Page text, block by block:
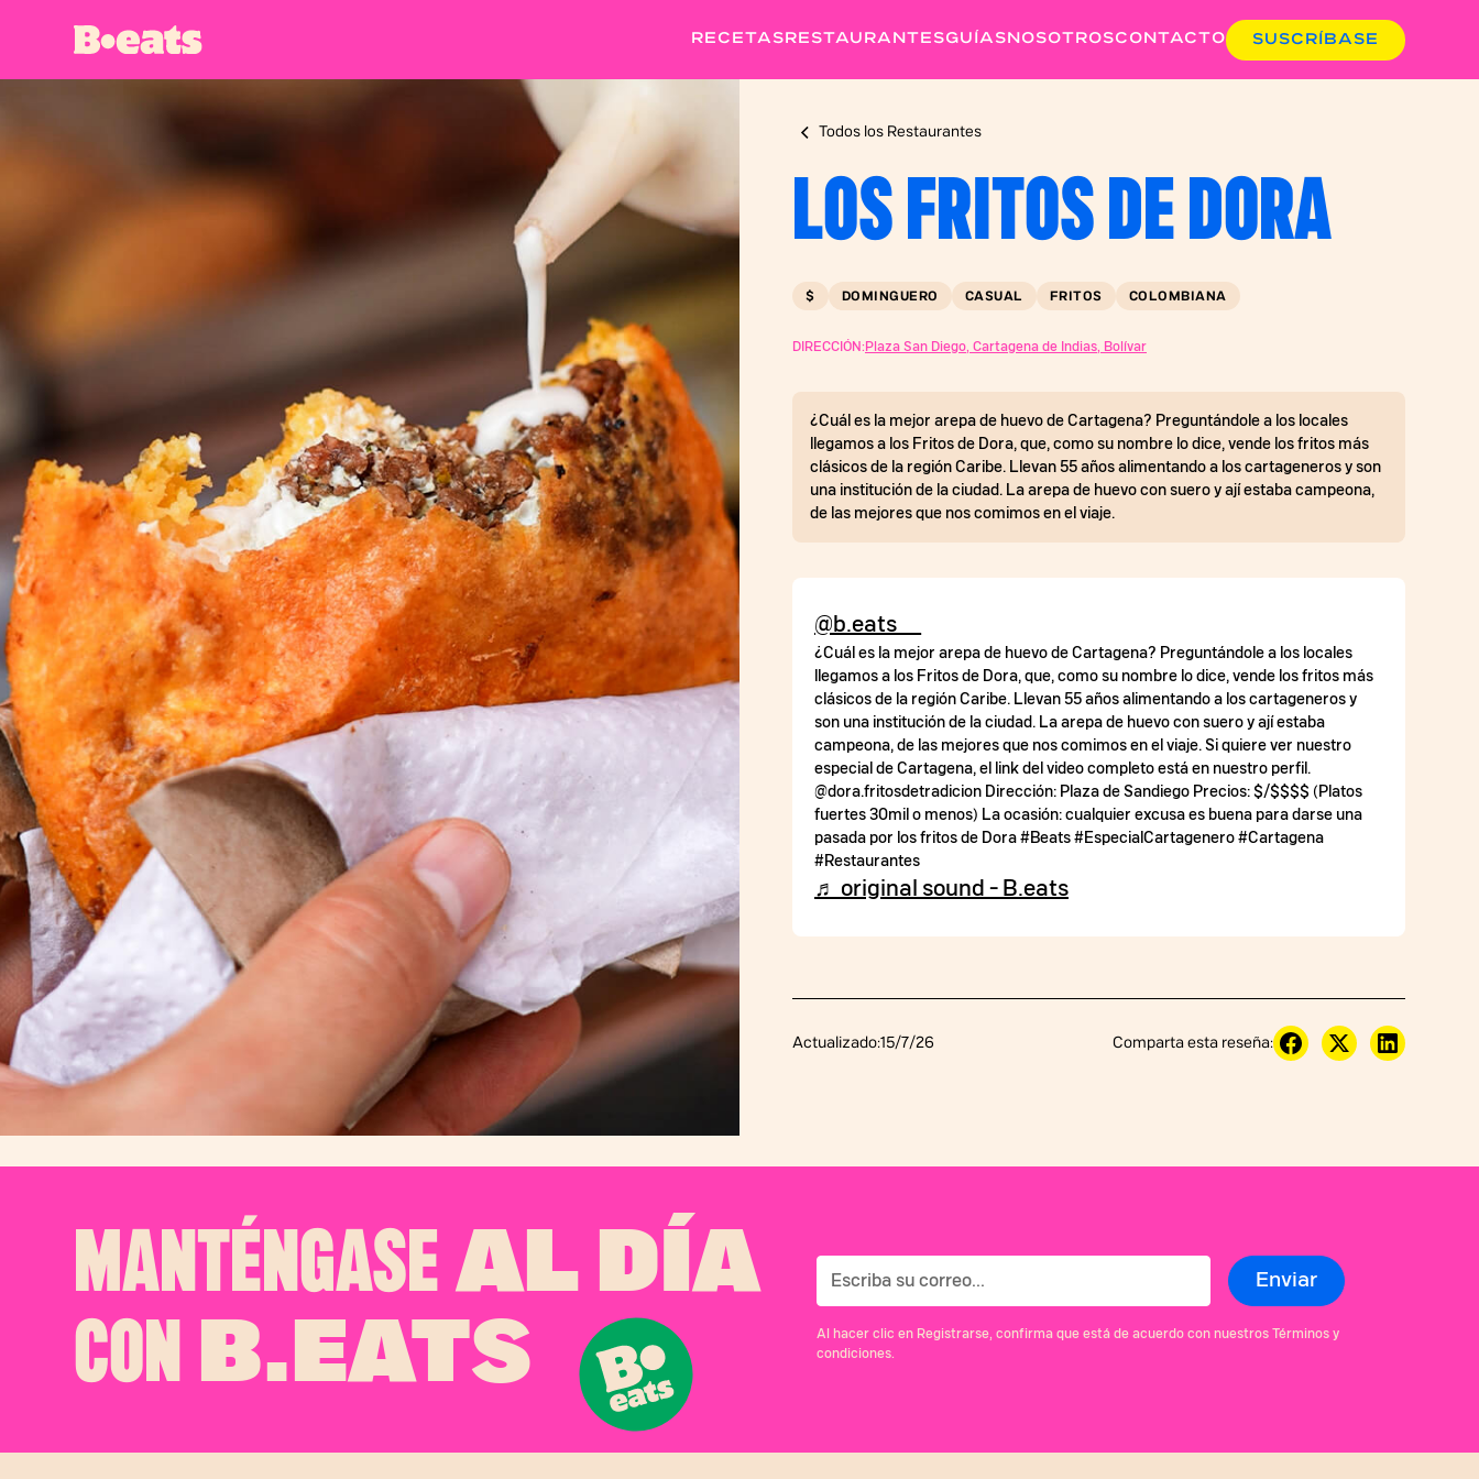
RECETASRESTAURANTESGUÍASNOSOTROSCONTACTO SUSCRÍBASE
Todos los Restaurantes
LOS FRITOS DE DORA
$ DOMINGUERO CASUAL FRITOS COLOMBIANA
DIRECCIÓN: Plaza San Diego, Cartagena de Indias, Bolívar
¿Cuál es la mejor arepa de huevo de Cartagena? Preguntándole a los locales
llegamos a los Fritos de Dora, que, como su nombre lo dice, vende los fritos más
clásicos de la región Caribe. Llevan 55 años alimentando a los cartageneros y son
una institución de la ciudad. La arepa de huevo con suero y ají estaba campeona,
de las mejores que nos comimos en el viaje.
@b.eats__
¿Cuál es la mejor arepa de huevo de Cartagena? Preguntándole a los locales
llegamos a los Fritos de Dora, que, como su nombre lo dice, vende los fritos más
clásicos de la región Caribe. Llevan 55 años alimentando a los cartageneros y
son una institución de la ciudad. La arepa de huevo con suero y ají estaba
campeona, de las mejores que nos comimos en el viaje. Si quiere ver nuestro
especial de Cartagena, el link del video completo está en nuestro perfil.
@dora.fritosdetradicion Dirección: Plaza de Sandiego Precios: $/$$$$ (Platos
fuertes 30mil o menos) La ocasión: cualquier excusa es buena para darse una
pasada por los fritos de Dora #Beats #EspecialCartagenero #Cartagena
#Restaurantes
♬ original sound - B.eats
Actualizado:15/7/26 Comparta esta reseña:
MANTÉNGASE AL DÍA
CON B.EATS
Al hacer clic en Registrarse, confirma que está de acuerdo con nuestros Términos y
condiciones.